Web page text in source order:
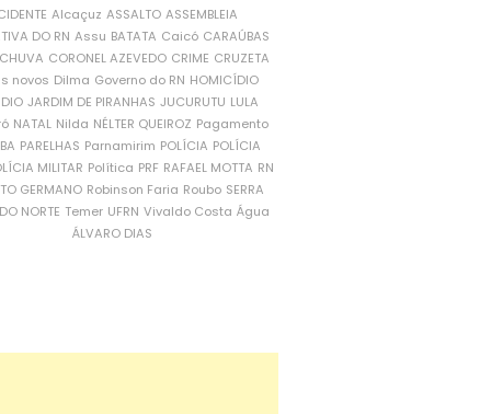
Alcaçuz ASSALTO ASSEMBLEIA
DO RN Assu BATATA Caicó CARAÚBAS
CORONEL AZEVEDO CRIME CRUZETA
novos Dilma Governo do RN HOMICÍDIO
JARDIM DE PIRANHAS JUCURUTU LULA
NATAL Nilda NÉLTER QUEIROZ Pagamento
PARELHAS Parnamirim POLÍCIA POLÍCIA
MILITAR Política PRF RAFAEL MOTTA RN
GERMANO Robinson Faria Roubo SERRA
NORTE Temer UFRN Vivaldo Costa Água
ÁLVARO DIAS